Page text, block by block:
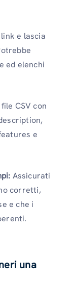
e lascia
ed elenchi
CSV con
e
Assicurati
corretti,
e che i
una